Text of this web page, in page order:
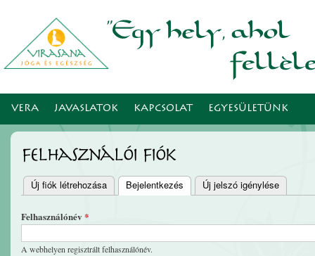
VERA JAVASLATOK KAPCSOLAT EGYESÜLETÜNK
Felhasználói fiók
Elsődleges fülek
Új fiók létrehozása Bejelentkezés (aktív fül)
Új jelszó igénylése
Felhasználónév *
A webhelyen regisztrált felhasználónév.